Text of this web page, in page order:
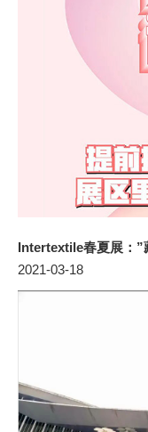
Intertextile春夏展：”
2021-03-18